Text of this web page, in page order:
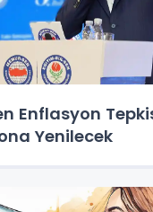
Enflasyon
Yenilecek